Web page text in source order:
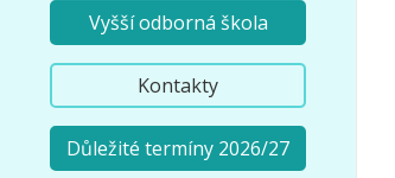
Vyšší odborná škola
Kontakty
Důležité termíny 2026/27